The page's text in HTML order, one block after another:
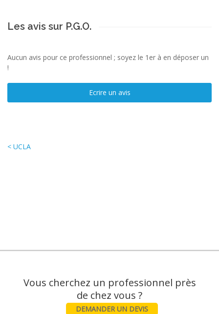
Les avis sur P.G.O.
Aucun avis pour ce professionnel ; soyez le 1er à en déposer un
!
Ecrire un avis
< UCLA
Vous cherchez un professionnel près
DEMANDER UN DEVIS